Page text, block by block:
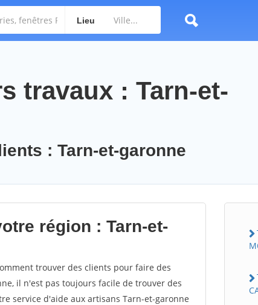
Lieu
travaux : Tarn-et-
: Tarn-et-garonne
région : Tarn-et-
trouver des clients pour faire des
il n'est pas toujours facile de trouver des
service d'aide aux artisans Tarn-et-garonne